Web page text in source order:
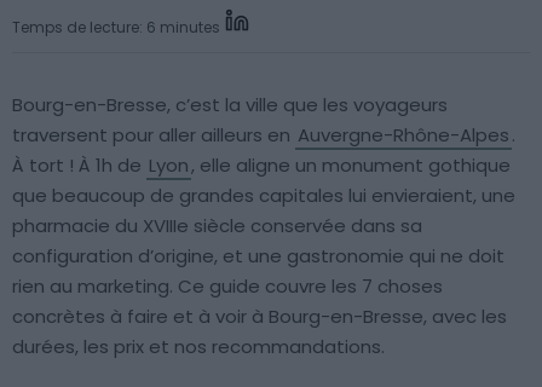
Temps de lecture: 6 minutes
Bourg-en-Bresse, c’est la ville que les voyageurs
traversent pour aller ailleurs en Auvergne-Rhône-Alpes.
À tort ! À 1h de Lyon, elle aligne un monument gothique
que beaucoup de grandes capitales lui envieraient, une
pharmacie du XVIIIe siècle conservée dans sa
configuration d’origine, et une gastronomie qui ne doit
rien au marketing. Ce guide couvre les 7 choses
concrètes à faire et à voir à Bourg-en-Bresse, avec les
durées, les prix et nos recommandations.